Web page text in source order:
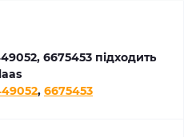
6675453 підходить
, 6675453